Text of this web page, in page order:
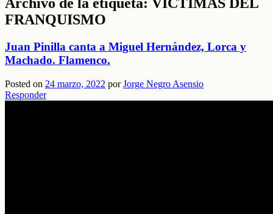
FRANQUISMO
Juan Pinilla canta a Miguel Hernández, Lorca y
Machado. Flamenco.
Posted on 24 marzo, 2022 porJorge Negro Asensio
Responder